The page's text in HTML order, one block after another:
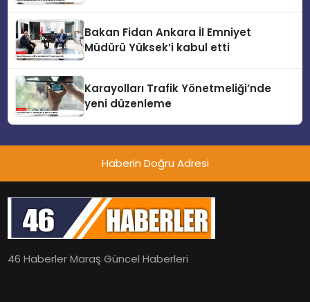
Bakan Fidan Ankara İl Emniyet
Müdürü Yüksek’i kabul etti
Karayolları Trafik Yönetmeliği’nde
yeni düzenleme
Haberin Doğru Adresi
46 Haberler Maraş Güncel Haberleri